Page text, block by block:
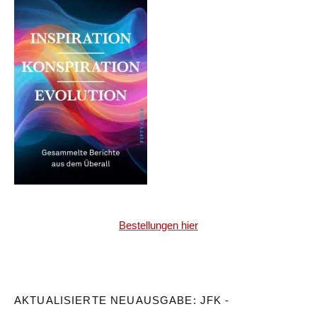
Bestellungen hier
AKTUALISIERTE NEUAUSGABE: JFK -